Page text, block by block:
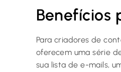
Benefícios
Para criadores de
oferecem uma série
sua lista de e-mails,